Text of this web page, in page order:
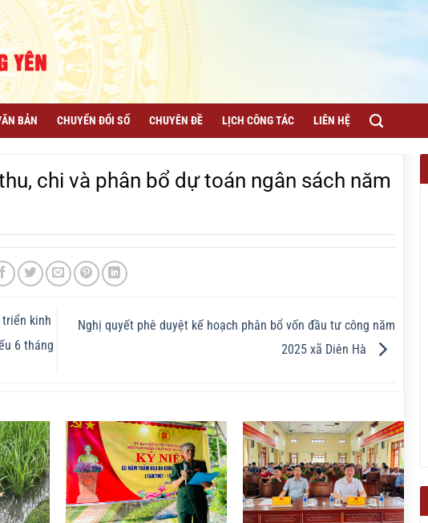
BẢN CHUYỂN ĐỔI SỐ CHUYÊN ĐỀ LỊCH CÔNG TÁC LIÊN HỆ
chi và phân bổ dự toán ngân sách năm
kinh
6 tháng
Nghị quyết phê duyệt kế hoạch phân bổ vốn đầu tư công năm
2025 xã Diên Hà